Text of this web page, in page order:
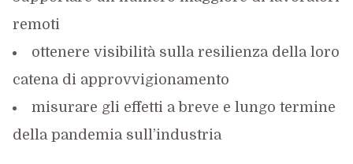
remoti
ottenere visibilità sulla resilienza della loro
catena di approvvigionamento
misurare gli effetti a breve e lungo termine
della pandemia sull’industria